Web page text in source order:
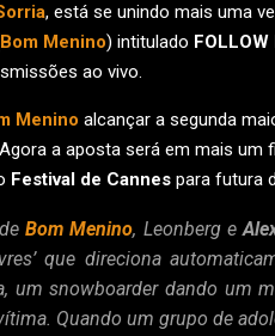
, está se unindo mais uma
Bom Menino) intitulado FOLLOW
ao vivo.
Menino alcançar a segunda
a aposta será em mais um
Festival de Cannes para futura
Bom Menino, Leonberg e
que direciona
um snowboarder dando um
Quando um grupo de